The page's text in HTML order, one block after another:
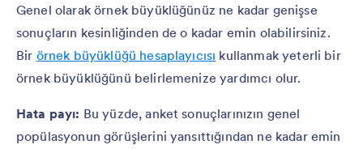
Genel olarak örnek büyüklüğünüz ne kadar genişse
sonuçların kesinliğinden de o kadar emin olabilirsiniz.
Bir örnek büyüklüğü hesaplayıcısı kullanmak yeterli bir
örnek büyüklüğünü belirlemenize yardımcı olur.
Hata payı: Bu yüzde, anket sonuçlarınızın genel
popülasyonun görüşlerini yansıttığından ne kadar emin